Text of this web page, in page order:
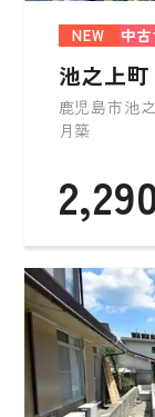
NEW 中
池之上
鹿児島市池
月築